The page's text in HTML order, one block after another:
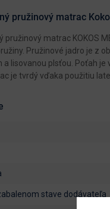
pružinový matrac
pružinový matrac KOKOS
Pružinové jadro je z
a lisovanou plsťou. Poťah
je tvrdý vďaka použitiu
stave dodávateľa